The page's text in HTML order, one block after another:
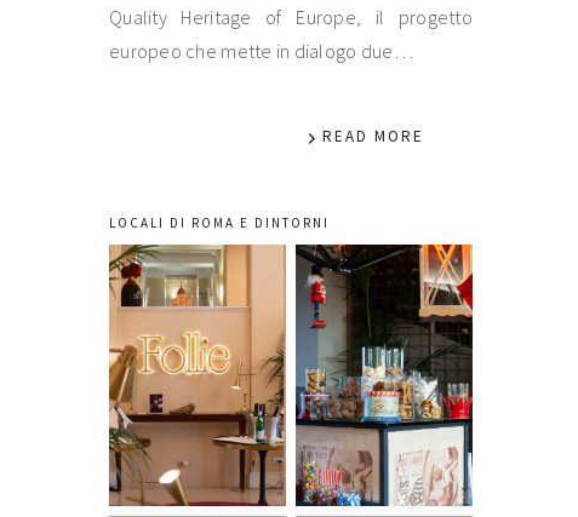
Quality Heritage of Europe, il progetto
europeo che mette in dialogo due…
READ MORE
LOCALI DI ROMA E DINTORNI